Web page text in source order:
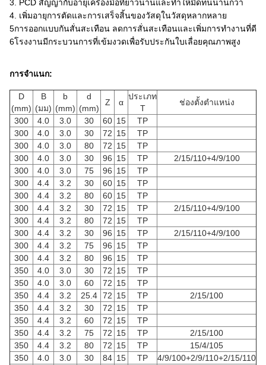
3. PCD สัญญากับอายุเครื่องมือที่ยาวนานและทําให้มีดทนนานกว่า
4. เพิ่มอายุการตัดและการเสร็จสิ้นของวัสดุในวัสดุหลากหลาย
5การออกแบบกันสั่นสะเทือน ลดการสั่นสะเทือนและเพิ่มการทํางานที่ดี
6โรงงานมีกระบวนการที่เข้มงวดเพื่อรับประกันใบเลื่อยคุณภาพสูง
การจําแนก:
D
(mm)
B
(มม)
b
(mm)
d
(mm)
Z α
ประเภท
T
ช่องตั้งตําแหน่ง
300
4.0 3.0 30 60 15
TP
300
4.0 3.0 30 72 15
TP
300
4.0 3.0 80 72 15
TP
300
4.0 3.0 30 96 15 TP
2/15/110+4/9/100
300
4.0 3.0 75 96 15
TP
300
4.4 3.2 30 60 15
TP
300
4.4 3.2 80 60 15
TP
300
4.4 3.2 30 72 15 TP
2/15/110+4/9/100
300
4.4 3.2 80 72 15
TP
300
4.4 3.2 30 96 15 TP
2/15/110+4/9/100
300
4.4 3.2 75 96 15
TP
300
4.4 3.2 80 96 15
TP
350
4.0 3.0 30 72 15
TP
350
4.0 3.0 60 72 15
TP
350
4.4 3.2 25.4 72 15 TP
2/15/100
350
4.4 3.2 30 72 15
TP
350
4.4 3.2 60 72 15
TP
350
4.4 3.2 75 72 15 TP
2/15/100
350
4.4 3.2 80 72 15 TP
15/4/105
350
4.0 3.0 30 84 15 TP
4/9/100+2/9/110+2/15/110